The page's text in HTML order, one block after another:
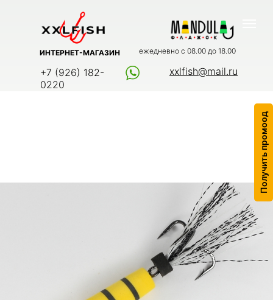
ежедневно с 08.00 до 18.00
xxlfish@mail.ru
+7 (926) 182-
0220
ИНТЕРНЕТ-МАГАЗИН
Получить промоод